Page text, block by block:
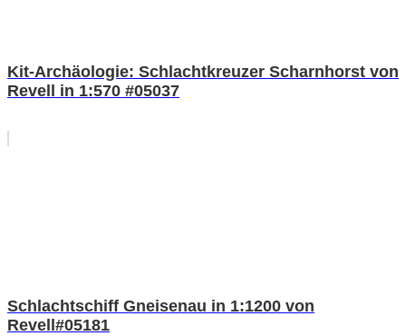
Kit-Archäologie: Schlachtkreuzer Scharnhorst von
Revell in 1:570 #05037
Schlachtschiff Gneisenau in 1:1200 von
Revell#05181